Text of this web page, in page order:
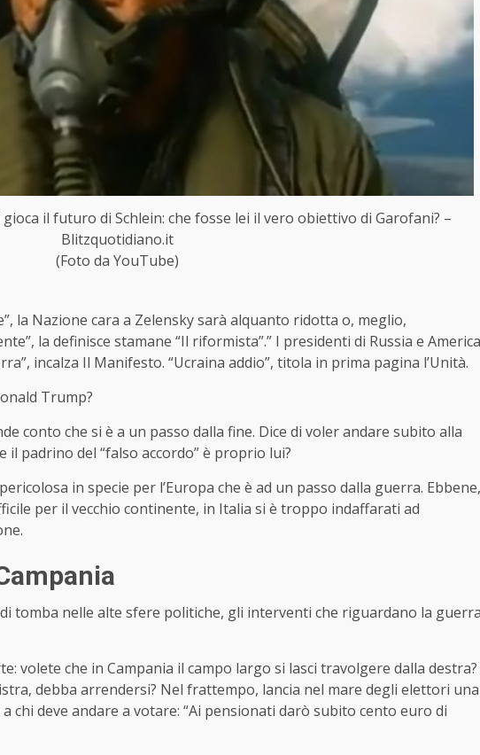
il futuro di Schlein: che fosse lei il vero obiettivo di Garofani? –
Blitzquotidiano.it
(Foto da YouTube)
la Nazione cara a Zelensky sarà alquanto ridotta o, meglio,
la definisce stamane “Il riformista”.” I presidenti di Russia e America
incalza Il Manifesto. “Ucraina addio”, titola in prima pagina l’Unità.
Trump?
conto che si è a un passo dalla fine. Dice di voler andare subito alla
il padrino del “falso accordo” è proprio lui?
in specie per l’Europa che è ad un passo dalla guerra. Ebbene,
per il vecchio continente, in Italia si è troppo indaffarati ad
di tomba nelle alte sfere politiche, gli interventi che riguardano la
volete che in Campania il campo largo si lasci travolgere dalla destra?
debba arrendersi? Nel frattempo, lancia nel mare degli elettori una
chi deve andare a votare: “Ai pensionati darò subito cento euro di